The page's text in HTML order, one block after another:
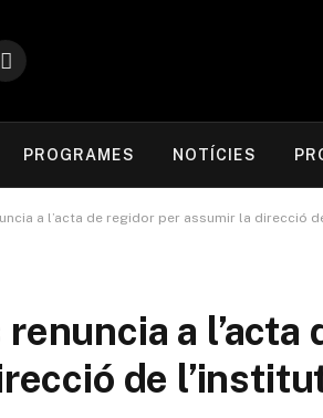
TikTok
PROGRAMES NOTÍCIES
a l’acta de regidor per assumir la direcció
a l’acta
de